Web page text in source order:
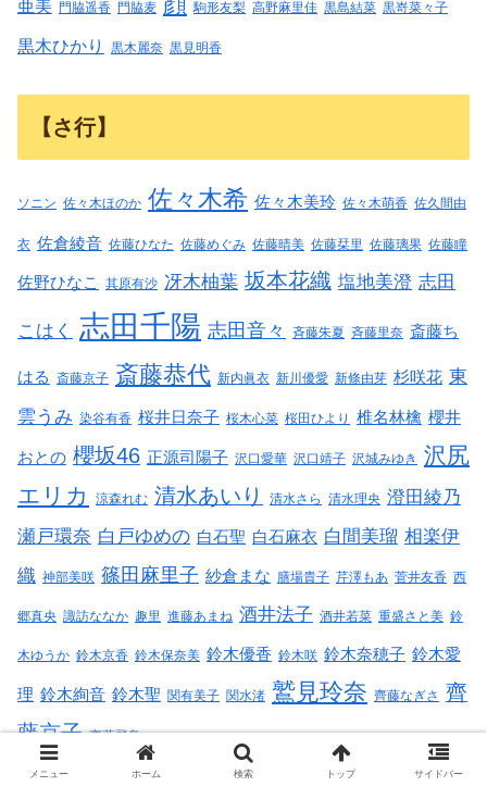
亜美 門脇遥香 門脇麦 駒形友梨 高野麻里佳 黒島結菜 黒嵜菜々子
黒木ひかり 黒木麗奈 黒見明香
【さ行】
ソニン 佐々木ほのか 佐々木希 佐々木美玲 佐々木萌香 佐久間由
衣 佐倉綾音 佐藤ひなた 佐藤めぐみ 佐藤晴美 佐藤栞里 佐藤璃果 佐藤瞳
佐野ひなこ 其原有沙 冴木柚葉 坂本花織 塩地美澄 志田
こはく 志田千陽 志田音々 斉藤朱夏 斉藤里奈 斎藤ち
はる 斎藤京子 斎藤恭代 新内眞衣 新川優愛 新條由芽 杉咲花 東
雲うみ 染谷有香 桜井日奈子 桜木心菜 桜田ひより 椎名林檎 櫻井
おとの 櫻坂46 正源司陽子 沢口愛華 沢口靖子 沢城みゆき 沢尻
エリカ
涼森れむ 清水あいり 清水さら 清水理央 澄田綾乃
瀬戸環奈 白戸ゆめの 白石聖 白石麻衣 白間美瑠 相楽伊
織 神部美咲 篠田麻里子 紗倉まな 膳場貴子 芹澤もあ 菅井友香 西
郷真央 諏訪ななか 趣里 進藤あまね 酒井法子 酒井若菜 重盛さと美 鈴
木ゆうか 鈴木京香 鈴木保奈美 鈴木優香 鈴木咲 鈴木奈穂子 鈴木愛
理 鈴木絢音 鈴木聖 関有美子 関水渚 鷲見玲奈 齊藤なぎさ 齊
藤京子 齋藤飛鳥
メニュー ホーム 検索 トップ サイドバー